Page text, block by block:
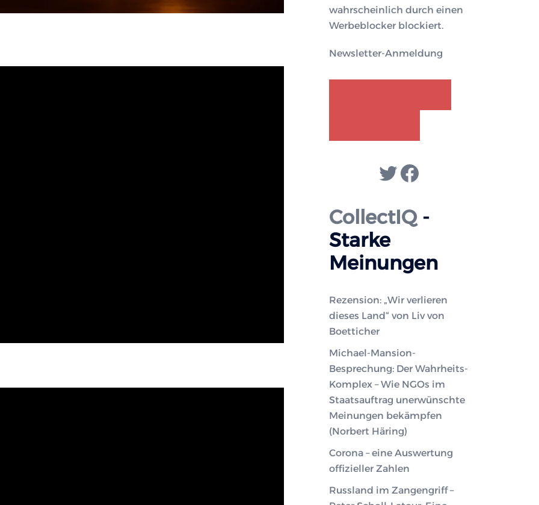
wahrscheinlich durch einen
Werbeblocker blockiert.
Newsletter-Anmeldung
Twitter
Facebook
CollectIQ-
Starke
Meinungen
Rezension: „Wir verlieren
dieses Land“ von Liv von
Boetticher
Michael-Mansion-
Besprechung: Der Wahrheits-
Komplex – Wie NGOs im
Staatsauftrag unerwünschte
Meinungen bekämpfen
(Norbert Häring)
Corona – eine Auswertung
offizieller Zahlen
Russland im Zangengriff –